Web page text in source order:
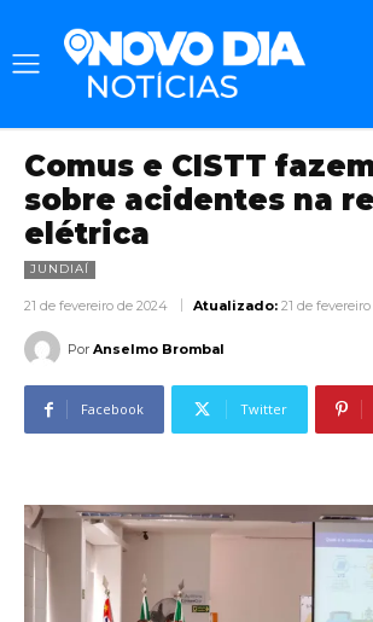
Comus e CISTT
sobre acidentes na
elétrica
JUNDIAÍ
21 de fevereiro de 2024 Atualizado: 21 de
Por Anselmo Brombal
Facebook Twitter